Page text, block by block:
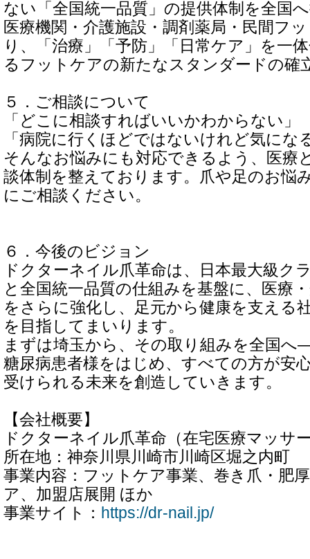
ない「全国統一品質」の提供体制を全国
医療機関・介護施設・調剤薬局・民間フ
り、「治療」「予防」「日常ケア」を一
るフットケアの新たなスタンダードの確
５．ご相談について
「どこに相談すればいいかわからない」
「病院に行くほどではないけれど気にな
そんなお悩みにも対応できるよう、医療
談体制を整えております。爪や足のお悩
にご相談ください。
６．今後のビジョン
ドクターネイル爪革命は、日本最大級ク
と全国統一品質の仕組みを基盤に、医療
をさらに強化し、足元から健康を支える
を目指してまいります。
まずは埼玉から、その取り組みを全国
糖尿病患者様をはじめ、すべての方が安
受けられる未来を創造していきます。
【会社概要】
ドクターネイル爪革命（在宅医療マッサ
所在地：神奈川県川崎市川崎区堀之内町
事業内容：フットケア事業、巻き爪・肥
ア、加盟店展開 ほか
事業サイト： https://dr-nail.jp/